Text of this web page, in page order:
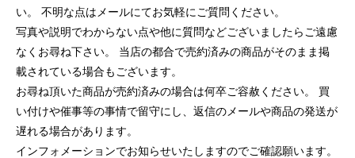
い。 不明な点はメールにてお気軽にご質問ください。
写真や説明でわからない点や他に質問などございましたらご遠慮
なくお尋ね下さい。 当店の都合で売約済みの商品がそのまま掲
載されている場合もございます。
お尋ね頂いた商品が売約済みの場合は何卒ご容赦ください。 買
い付けや催事等の事情で留守にし、返信のメールや商品の発送が
遅れる場合があります。
インフォメーションでお知らせいたしますのでご確認願います。